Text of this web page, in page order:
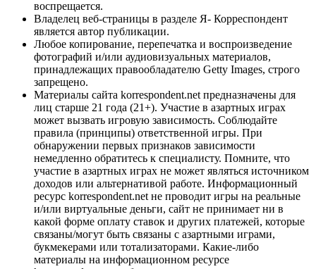
воспрещается.
Владелец веб-страницы в разделе Я- Корреспондент
является автор публикации.
Любое копирование, перепечатка и воспроизведение
фотографий и/или аудиовизуальных материалов,
принадлежащих правообладателю Getty Images, строго
запрещено.
Материалы сайта korrespondent.net предназначены для
лиц старше 21 года (21+). Участие в азартных играх
может вызвать игровую зависимость. Соблюдайте
правила (принципы) ответственной игры. При
обнаружении первых признаков зависимости
немедленно обратитесь к специалисту. Помните, что
участие в азартных играх не может являться источником
доходов или альтернативой работе. Информационный
ресурс korrespondent.net не проводит игры на реальные
и/или виртуальные деньги, сайт не принимает ни в
какой форме оплату ставок и других платежей, которые
связаны/могут быть связаны с азартными играми,
букмекерами или тотализаторами. Какие-либо
материалы на информационном ресурсе